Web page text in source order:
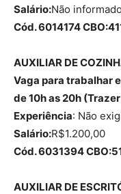
Salário:Não
Cód. 6014174
AUXILIAR DE
Vaga para trabalhar
de 10h as 20h
Experiência: Não
Salário:R$1.200,00
Cód. 6031394
AUXILIAR DE